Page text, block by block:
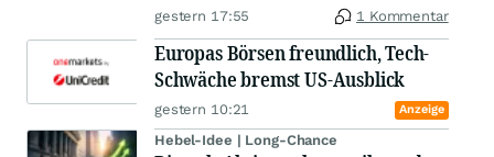
gestern 17:55 1 Kommentar
Europas Börsen freundlich, Tech-
Schwäche bremst US-Ausblick
gestern 10:21 Anzeige
Hebel-Idee | Long-Chance